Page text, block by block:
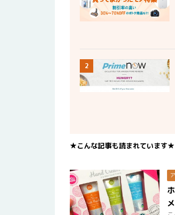
2
★こんな記事も読まれています★